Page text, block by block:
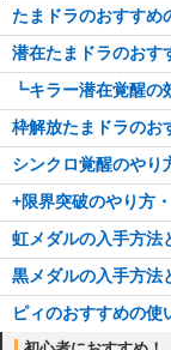
たまドラのおすすめ
潜在たまドラのおす
┗キラー潜在覚醒の
枠解放たまドラのお
シンクロ覚醒のやり
+限界突破のやり方
虹メダルの入手方法
黒メダルの入手方法
ピィのおすすめの使